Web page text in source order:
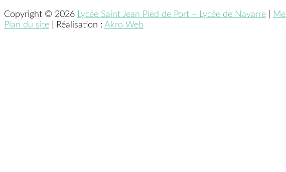
Copyright © 2026 Lycée Saint Jean Pied de Port – Lycée de Navarre
Plan du site | Réalisation : Akro Web